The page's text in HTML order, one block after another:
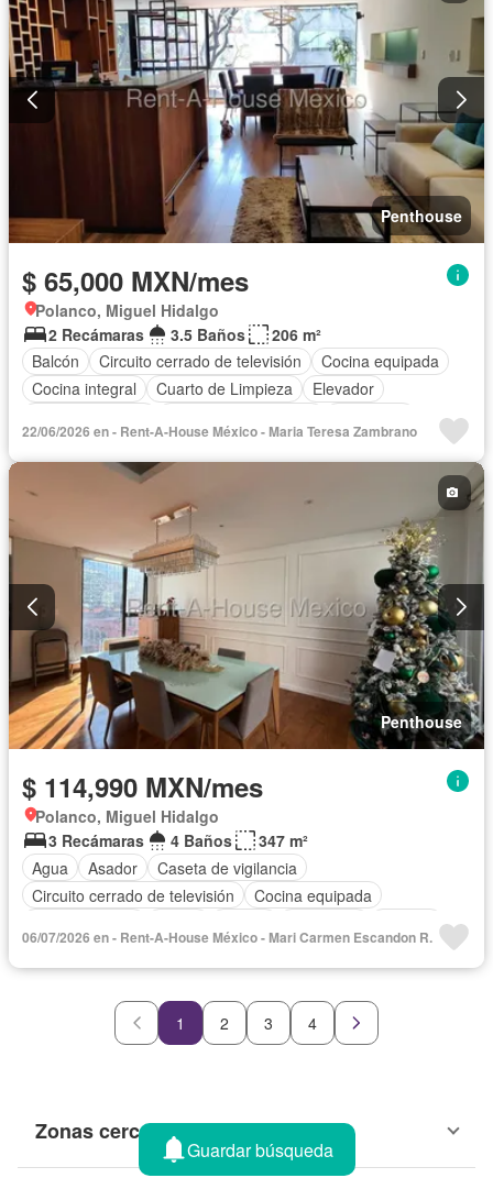
Penthouse
$ 65,000 MXN/mes
Polanco, Miguel Hidalgo
2 Recámaras
3.5 Baños
206 m²
Balcón
Circuito cerrado de televisión
Cocina equipada
Cocina integral
Cuarto de Limpieza
Elevador
Completamente amueblado
22/06/2026 en - Rent-A-House México - Maria Teresa Zambrano
Penthouse
$ 114,990 MXN/mes
Polanco, Miguel Hidalgo
3 Recámaras
4 Baños
347 m²
Agua
Asador
Caseta de vigilancia
Circuito cerrado de televisión
Cocina equipada
Vista panorámica
Zonas verdes
Permite mascotas
Permite niños
Sin amueblar
06/07/2026 en - Rent-A-House México - Mari Carmen Escandon R.
1 2 3 4
Zonas cercanas
Guardar búsqueda